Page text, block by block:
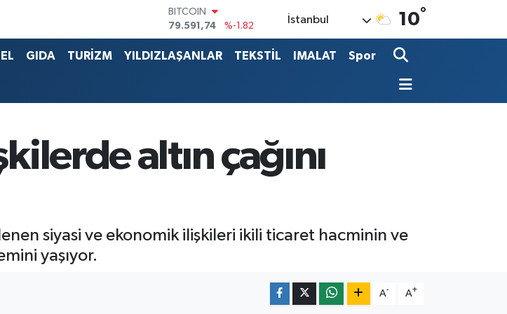
DOLAR
45,43620
%0.02
EURO
53,38690
%0.19
BITCOIN
79.591,74
%-1.82
İstanbul 10°
GIDA TURİZM YILDIZLAŞANLAR TEKSTİL IMALAT Spor
altın çağını
siyasi ve ekonomik ilişkileri ikili ticaret hacminin ve
yaşıyor.
A- A+